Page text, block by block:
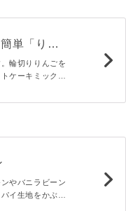
単「りん
輪切りりんごを
ケーキミックス
やバニラビーン
イ生地をかぶせ